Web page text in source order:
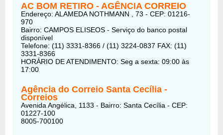
AC BOM RETIRO - AGÊNCIA CORREIO
Endereço: ALAMEDA NOTHMANN , 73 - CEP: 01216-
970
Bairro: CAMPOS ELISEOS - Serviço do banco postal
disponível
Telefone: (11) 3331-8366 / (11) 3224-0837 FAX: (11)
3331-8366
HORÁRIO DE ATENDIMENTO: Seg a sexta: 09:00 às
17:00
Agência do Correio Santa Cecília -
Correios
Avenida Angélica, 1133 - Bairro: Santa Cecília - CEP:
01227-100
8005-700100